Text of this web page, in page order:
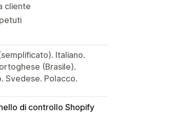
cliente
Italiano.
(Brasile).
Svedese. Polacco.
di controllo Shopify